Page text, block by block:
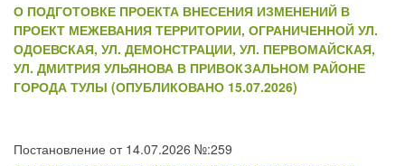
О ПОДГОТОВКЕ ПРОЕКТА ВНЕСЕНИЯ ИЗМЕНЕНИЙ В
ПРОЕКТ МЕЖЕВАНИЯ ТЕРРИТОРИИ, ОГРАНИЧЕННОЙ УЛ.
ОДОЕВСКАЯ, УЛ. ДЕМОНСТРАЦИИ, УЛ. ПЕРВОМАЙСКАЯ,
УЛ. ДМИТРИЯ УЛЬЯНОВА В ПРИВОКЗАЛЬНОМ РАЙОНЕ
ГОРОДА ТУЛЫ (ОПУБЛИКОВАНО 15.07.2026)
Постановление от 14.07.2026 №:259